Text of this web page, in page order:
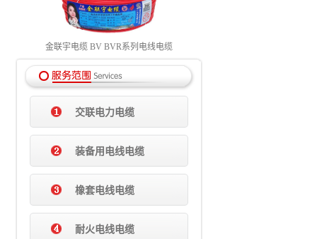
金联宇电缆 BV BVR系列电线电缆
交联电力电缆
装备用电线电缆
橡套电线电缆
耐火电线电缆